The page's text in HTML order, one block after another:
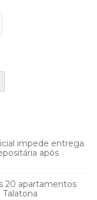
impede entrega
após
20 apartamentos